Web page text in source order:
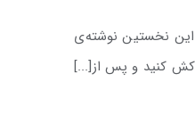
نخستین نوشته‌‌ی
کنید و پس از[...]